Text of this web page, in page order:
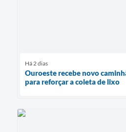
Há 2 dias
Ouroeste recebe novo
para reforçar a coleta de lixo